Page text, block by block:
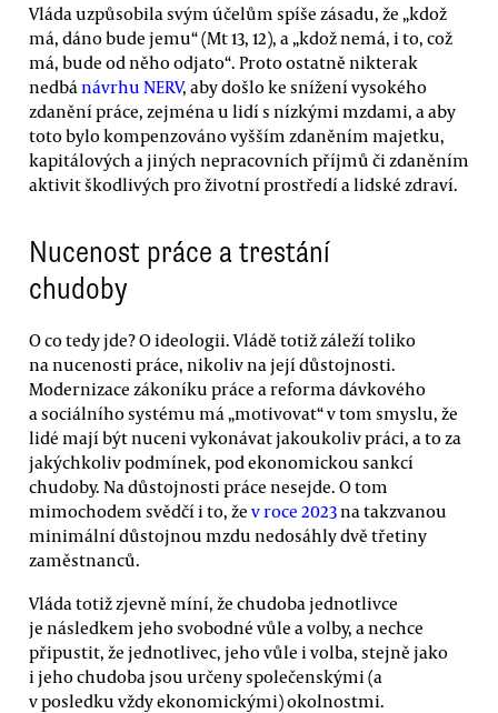
Vláda uzpůsobila svým účelům spíše zásadu, že „kdož
má, dáno bude jemu“ (Mt 13, 12), a „kdož nemá, i to, což
má, bude od něho odjato“. Proto ostatně nikterak
nedbá návrhu NERV, aby došlo ke snížení vysokého
zdanění práce, zejména u lidí s nízkými mzdami, a aby
toto bylo kompenzováno vyšším zdaněním majetku,
kapitálových a jiných nepracovních příjmů či zdaněním
aktivit škodlivých pro životní prostředí a lidské zdraví.
Nucenost práce a trestání
chudoby
O co tedy jde? O ideologii. Vládě totiž záleží toliko
na nucenosti práce, nikoliv na její důstojnosti.
Modernizace zákoníku práce a reforma dávkového
a sociálního systému má „motivovat“ v tom smyslu, že
lidé mají být nuceni vykonávat jakoukoliv práci, a to za
jakýchkoliv podmínek, pod ekonomickou sankcí
chudoby. Na důstojnosti práce nesejde. O tom
mimochodem svědčí i to, že v roce 2023na takzvanou
minimální důstojnou mzdu nedosáhly dvě třetiny
zaměstnanců.
Vláda totiž zjevně míní, že chudoba jednotlivce
je následkem jeho svobodné vůle a volby, a nechce
připustit, že jednotlivec, jeho vůle i volba, stejně jako
i jeho chudoba jsou určeny společenskými (a
v posledku vždy ekonomickými) okolnostmi.